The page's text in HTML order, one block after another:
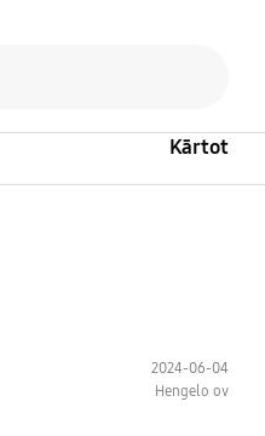
Kārtot
2024-06-04
Hengelo ov